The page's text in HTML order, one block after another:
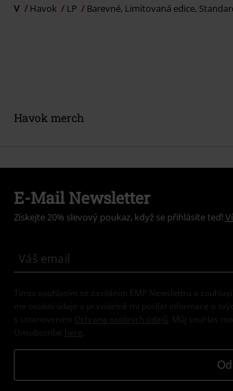
V Havok LP Barevné, Limitovaná edice,
Havok merch
E-Mail Newsletter
Získejte 20% slevový poukaz, když se přihlásíte teď!
Tímto souhlasím se zasíláním EMP Newslettru a
mé osobní údaje a pravidelně mi posílat informace o
s ustanoveními
Ochrana osobních údajů . Můj souhlas
Unsubscribe here